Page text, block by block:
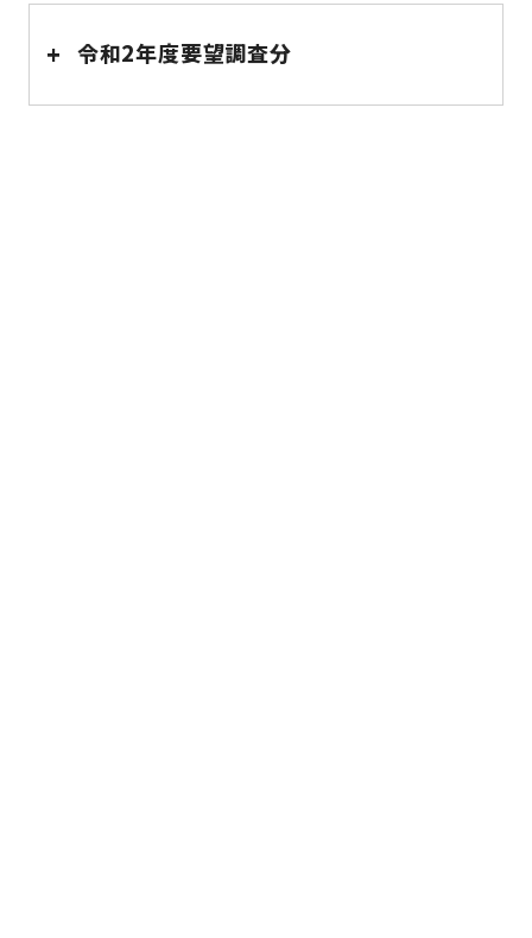
+ 令和2年度要望調査分